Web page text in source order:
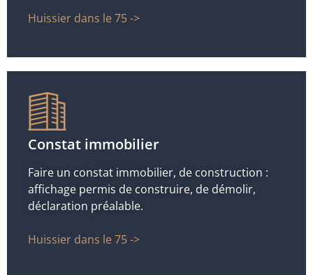
Huissier dans le 75 ->
Constat immobilier
Faire un constat immobilier, de construction :
affichage permis de construire, de démolir,
déclaration préalable.
Huissier dans le 75 ->